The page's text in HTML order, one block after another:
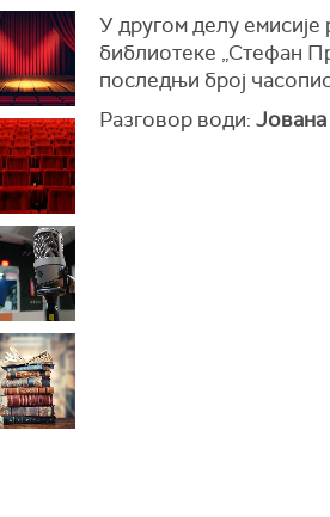
У другом делу
библиотеке „Стефан
последњи број
Разговор води: